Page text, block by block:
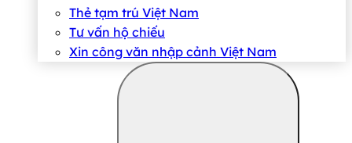
Thẻ tạm trú Việt Nam
Tư vấn hộ chiếu
Xin công văn nhập cảnh Việt Nam